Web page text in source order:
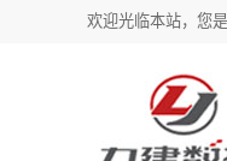
欢迎光临本站，您